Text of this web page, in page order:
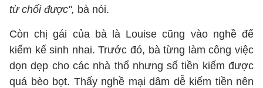
từ chối được", bà nói.
Còn chị gái của bà là Louise cũng vào nghề để
kiếm kế sinh nhai. Trước đó, bà từng làm công việc
dọn dẹp cho các nhà thổ nhưng số tiền kiếm được
quá bèo bọt. Thấy nghề mại dâm dễ kiếm tiền nên